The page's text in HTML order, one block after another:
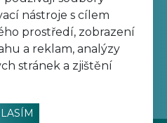
nástroje s cílem
prostředí, zobrazení
a reklam, analýzy
stránek a zjištění